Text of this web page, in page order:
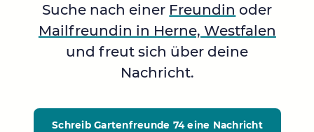
Suche nach einer Freundin oder
Mailfreundin in Herne, Westfalen
und freut sich über deine
Nachricht.
Schreib Gartenfreunde 74eine Nachricht